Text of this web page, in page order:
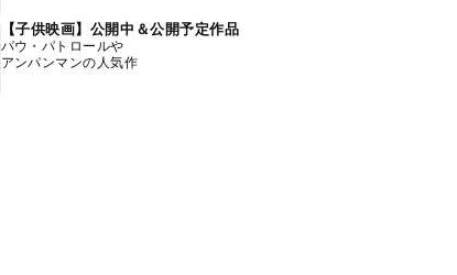
【子供映画】公開中＆公開予定作品
パウ・パトロールや
アンパンマンの人気作